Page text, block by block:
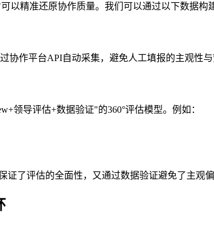
精准还原协作质量。我们可以通过以下数据构
协作平台API自动采集，避免人工填报的主观性与
领导评估+数据验证"的360°评估模型。例如：
了评估的全面性，又通过数据验证避免了主观偏